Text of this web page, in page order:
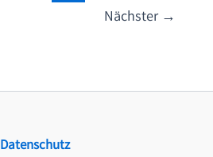
Nächster →
Datenschutz